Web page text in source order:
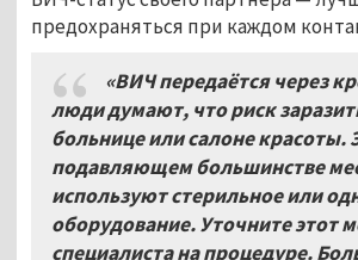
предохраняться при каждом
«ВИЧ передаётся через
люди думают, что риск
больнице или салоне красоты.
подавляющем большинстве
используют стерильное или
оборудование. Уточните этот
специалиста на процедуре.